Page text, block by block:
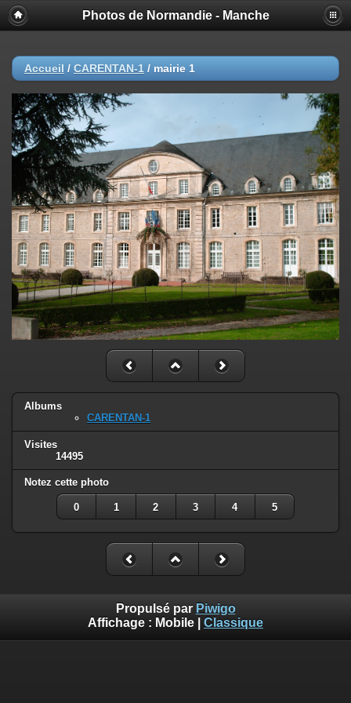
Photos de Normandie - Manche
Accueil / CARENTAN-1 / mairie 1
Albums
CARENTAN-1
Visites
14495
Notez cette photo
0 1 2 3 4 5
Propulsé par Piwigo
Affichage : Mobile Classique